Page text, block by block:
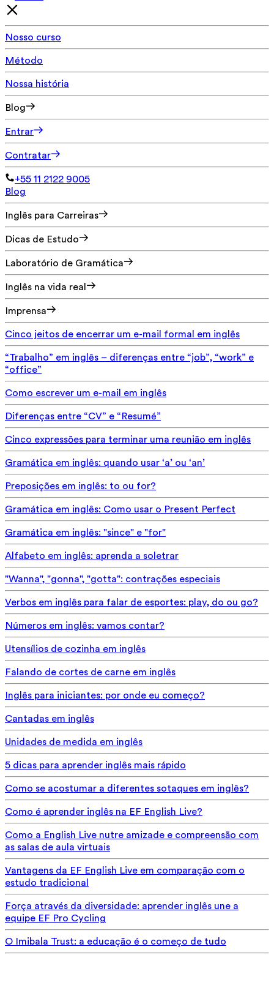
Nosso curso
Método
Nossa história
Blog
Entrar
Contratar
+55 11 2122 9005
Blog
Inglês para Carreiras
Dicas de Estudo
Laboratório de Gramática
Inglês na vida real
Imprensa
Cinco jeitos de encerrar um e-mail formal em inglês
“Trabalho” em inglês – diferenças entre “job”, “work” e
“office”
Como escrever um e-mail em inglês
Diferenças entre “CV” e “Resumé”
Cinco expressões para terminar uma reunião em inglês
Gramática em inglês: quando usar ‘a’ ou ‘an’
Preposições em inglês: to ou for?
Gramática em inglês: Como usar o Present Perfect
Gramática em inglês: "since" e "for"
Alfabeto em inglês: aprenda a soletrar
"Wanna", "gonna", "gotta": contrações especiais
Verbos em inglês para falar de esportes: play, do ou go?
Números em inglês: vamos contar?
Utensílios de cozinha em inglês
Falando de cortes de carne em inglês
Inglês para iniciantes: por onde eu começo?
Cantadas em inglês
Unidades de medida em inglês
5 dicas para aprender inglês mais rápido
Como se acostumar a diferentes sotaques em inglês?
Como é aprender inglês na EF English Live?
Como a English Live nutre amizade e compreensão com
as salas de aula virtuais
Vantagens da EF English Live em comparação com o
estudo tradicional
Força através da diversidade: aprender inglês une a
equipe EF Pro Cycling
O Imibala Trust: a educação é o começo de tudo